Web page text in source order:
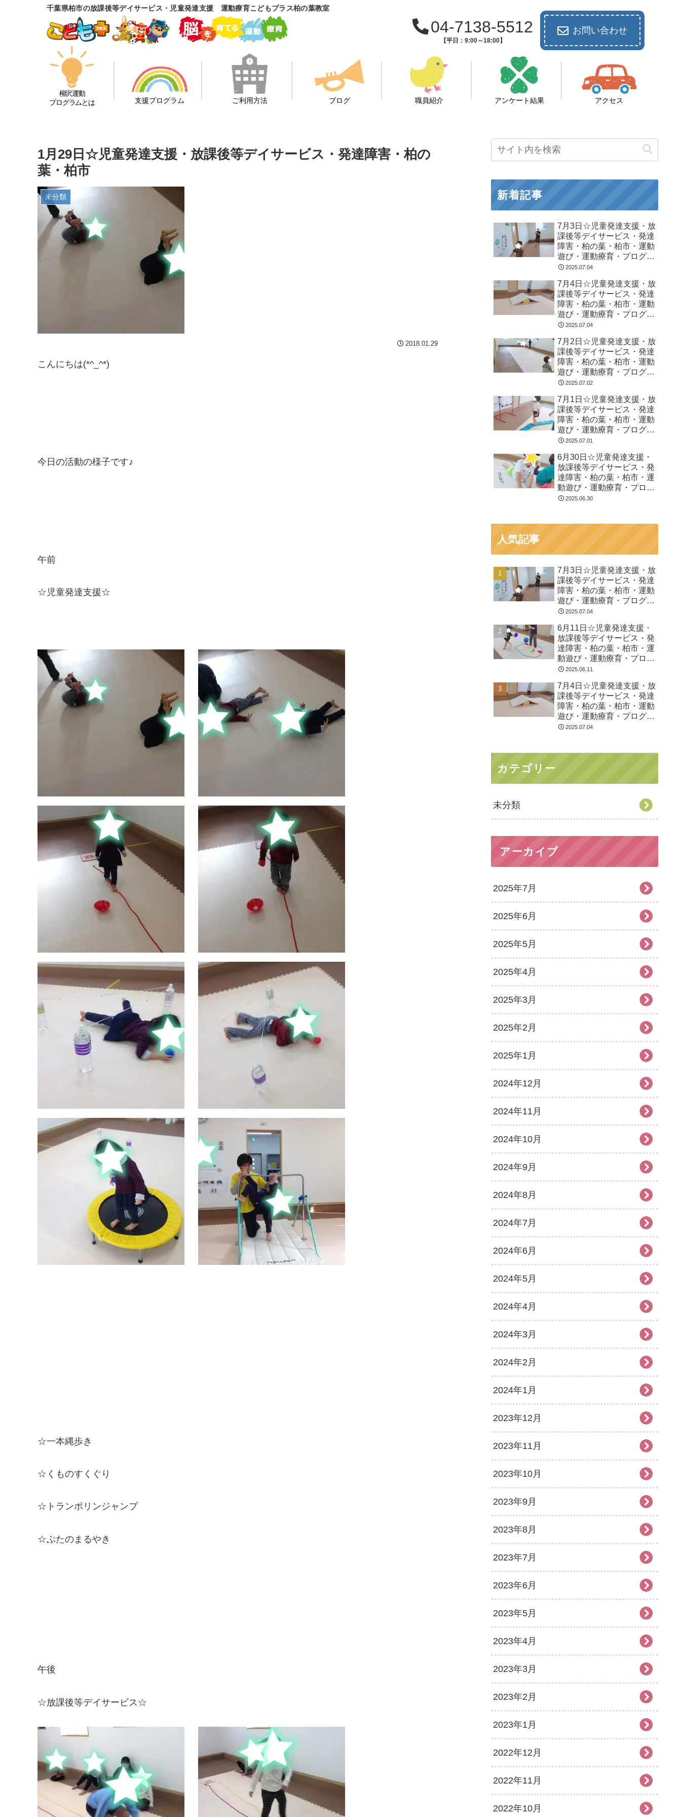
千葉県柏市の放課後等デイサービス・児童発達支援 運動療育こどもプラス柏の葉教室
04-7138-5512
【平日：9:00～18:00】
お問い合わせ
柳沢運動
プログラムとは
支援プログラム ご利用方法 ブログ 職員紹介 アンケート結果 アクセス
1月29日☆児童発達支援・放課後等デイサービス・発達障害・柏の
葉・柏市
未分類
2018.01.29
こんにちは(*^_^*)
今日の活動の様子です♪
午前
☆児童発達支援☆
☆一本縄歩き
☆くものすくぐり
☆トランポリンジャンプ
☆ぶたのまるやき
午後
☆放課後等デイサービス☆
新着記事
7月3日☆児童発達支援・放
課後等デイサービス・発達
障害・柏の葉・柏市・運動
遊び・運動療育・プログラ
ム・楽しい療育
2025.07.04
7月4日☆児童発達支援・放
課後等デイサービス・発達
障害・柏の葉・柏市・運動
遊び・運動療育・プログラ
ム・楽しい療育
2025.07.04
7月2日☆児童発達支援・放
課後等デイサービス・発達
障害・柏の葉・柏市・運動
遊び・運動療育・プログラ
ム・楽しい療育
2025.07.02
7月1日☆児童発達支援・放
課後等デイサービス・発達
障害・柏の葉・柏市・運動
遊び・運動療育・プログラ
ム・楽しい療育
2025.07.01
6月30日☆児童発達支援・
放課後等デイサービス・発
達障害・柏の葉・柏市・運
動遊び・運動療育・プログ
ラム・楽しい療育
2025.06.30
人気記事
7月3日☆児童発達支援・放
課後等デイサービス・発達
障害・柏の葉・柏市・運動
遊び・運動療育・プログラ
ム・楽しい療育
2025.07.04
6月11日☆児童発達支援・
放課後等デイサービス・発
達障害・柏の葉・柏市・運
動遊び・運動療育・プログ
ラム・楽しい療育
2025.06.11
7月4日☆児童発達支援・放
課後等デイサービス・発達
障害・柏の葉・柏市・運動
遊び・運動療育・プログラ
ム・楽しい療育
2025.07.04
カテゴリー
未分類
アーカイブ
2025年7月
2025年6月
2025年5月
2025年4月
2025年3月
2025年2月
2025年1月
2024年12月
2024年11月
2024年10月
2024年9月
2024年8月
2024年7月
2024年6月
2024年5月
2024年4月
2024年3月
2024年2月
2024年1月
2023年12月
2023年11月
2023年10月
2023年9月
2023年8月
2023年7月
2023年6月
2023年5月
2023年4月
2023年3月
2023年2月
2023年1月
2022年12月
2022年11月
2022年10月